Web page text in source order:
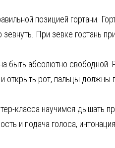
позицией гортани.
При зевке гортань
быть абсолютно свободной.
открыть рот, пальцы должны
класса научимся дышать
и подача голоса,